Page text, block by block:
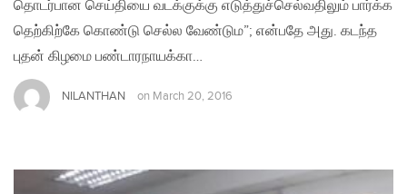
தொடர்பான செய்தியை வடக்குக்கு எடுத்துச்செல்வதிலும் பார்க்க
தெற்கிற்கே கொண்டு செல்ல வேண்டும”; என்பதே அது. கடந்த
புதன் கிழமை பண்டாரநாயக்கா…
NILANTHAN on March 20, 2016